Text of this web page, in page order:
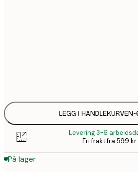
LEGG I HANDLEKURVEN-
Levering 3-6
Fri frakt fra 599 kr
På lager